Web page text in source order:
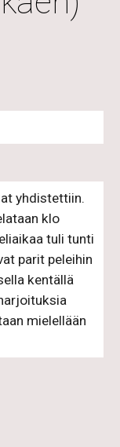
yhdistettiin.
klo
tuli tunti
parit peleihin
kentällä
mielellään